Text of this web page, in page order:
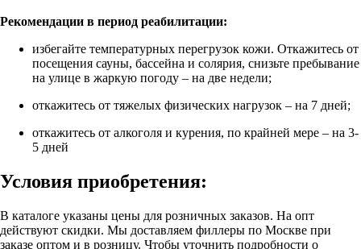
Рекомендации в период реабилитации:
избегайте температурных перегрузок кожи. Откажитесь от
посещения сауны, бассейна и солярия, снизьте пребывание
на улице в жаркую погоду – на две недели;
откажитесь от тяжелых физических нагрузок – на 7 дней;
откажитесь от алкоголя и курения, по крайней мере – на 3-
5 дней
Условия приобретения:
В каталоге указаны цены для розничных заказов. На опт
действуют скидки. Мы доставляем филлеры по Москве при
заказе оптом и в розницу. Чтобы уточнить подробности о